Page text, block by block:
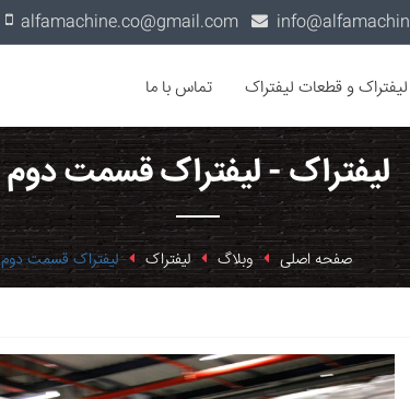
و قطعات لیفتراک تماس با ما
لیفتراک - لیفتراک قسمت دوم
صفحه اصلی وبلاگ لیفتراک لیفتراک قسمت دوم